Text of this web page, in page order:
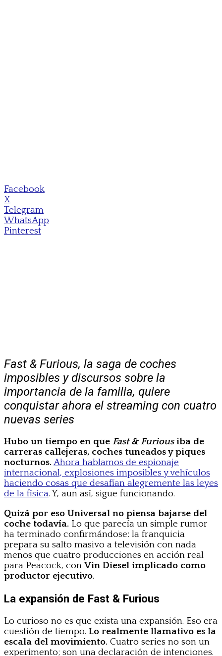
Facebook
X
Telegram
WhatsApp
Pinterest
Fast & Furious, la saga de coches
imposibles y discursos sobre la
importancia de la familia, quiere
conquistar ahora el streaming con cuatro
nuevas series
Hubo un tiempo en que Fast & Furiousiba de
carreras callejeras, coches tuneados y piques
nocturnos.Ahora hablamos de espionaje
internacional, explosiones imposibles y vehículos
haciendo cosas que desafían alegremente las leyes
de la física. Y, aun así, sigue funcionando.
Quizá por eso Universal no piensa bajarse del
coche todavía. Lo que parecía un simple rumor
ha terminado confirmándose: la franquicia
prepara su salto masivo a televisión con nada
menos que cuatro producciones en acción real
para Peacock, conVin Diesel implicado como
productor ejecutivo.
La expansión de Fast & Furious
Lo curioso no es que exista una expansión. Eso era
cuestión de tiempo. Lo realmente llamativo es la
escala del movimiento. Cuatro series no son un
experimento; son una declaración de intenciones.